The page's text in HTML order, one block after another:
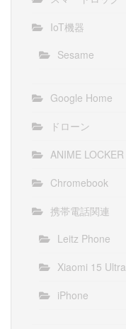
IoT機器
Sesame
Google Home
ドローン
ANIME LOCKER
Chromebook
携帯電話関連
Leitz Phone
Xiaomi 15 Ultra
iPhone